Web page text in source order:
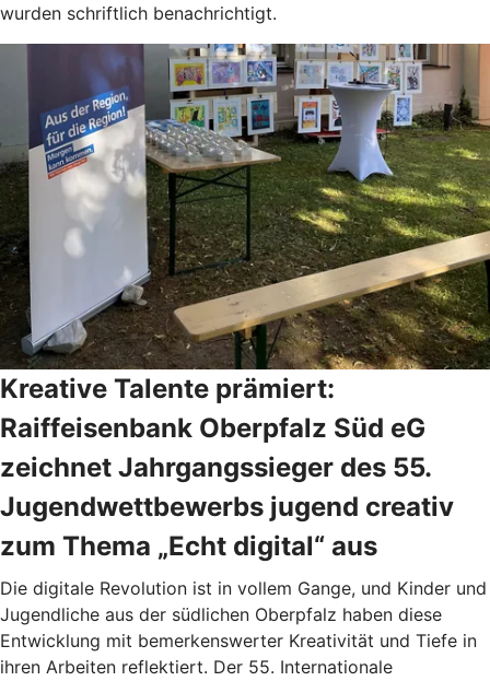
wurden schriftlich benachrichtigt.
Kreative Talente prämiert:
Raiffeisenbank Oberpfalz Süd eG
zeichnet Jahrgangssieger des 55.
Jugendwettbewerbs jugend creativ
zum Thema „Echt digital“ aus
Die digitale Revolution ist in vollem Gange, und Kinder und
Jugendliche aus der südlichen Oberpfalz haben diese
Entwicklung mit bemerkenswerter Kreativität und Tiefe in
ihren Arbeiten reflektiert. Der 55. Internationale